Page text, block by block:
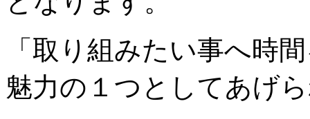
「取り組みたい事へ時
魅力の１つとしてあげ